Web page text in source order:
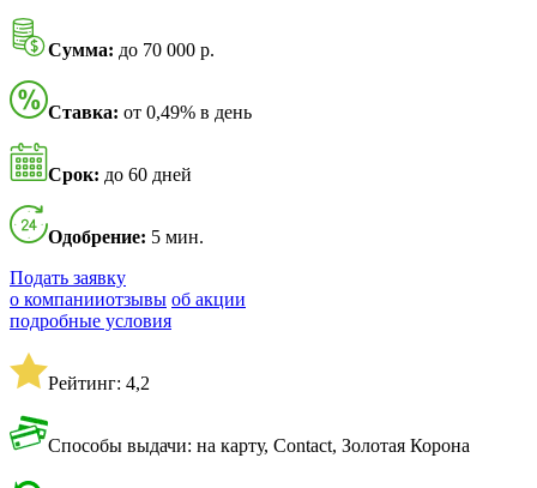
Сумма: до 70 000 р.
Ставка: от 0,49% в день
Срок: до 60 дней
Одобрение: 5 мин.
Подать заявку
о компанииотзывы об акции
подробные условия
Рейтинг: 4,2
Способы выдачи: на карту, Contact, Золотая Корона